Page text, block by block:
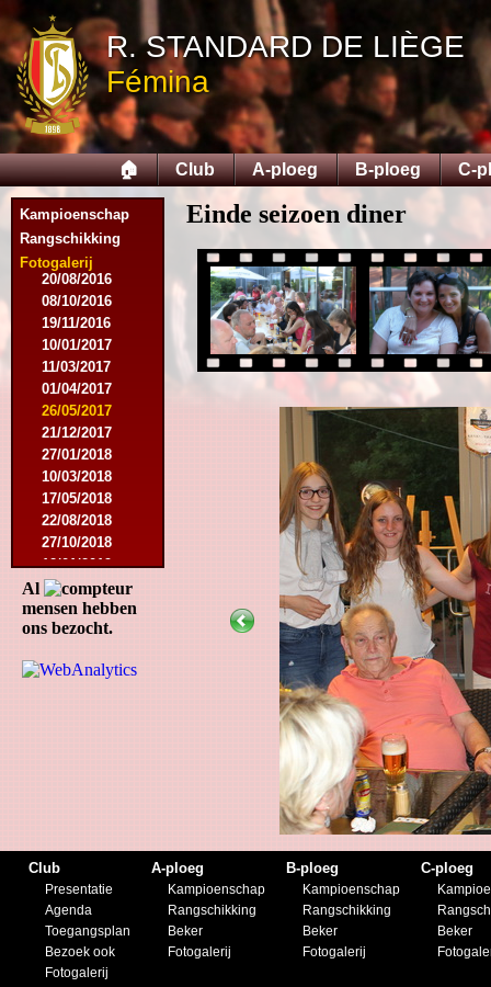
R. STANDARD DE LIÈGE
Fémina
🏠 Club A-ploeg B-ploeg C-
Kampioenschap
Rangschikking
Fotogalerij
10/10/2015
05/12/2015
12/12/2015
09/02/2016
27/02/2016
09/03/2016
12/03/2016
19/03/2016
16/04/2016
21/05/2016
27/05/2016
09/08/2016
20/08/2016
08/10/2016
19/11/2016
10/01/2017
11/03/2017
01/04/2017
26/05/2017
21/12/2017
27/01/2018
10/03/2018
17/05/2018
22/08/2018
27/10/2018
12/01/2019
23/11/2019
Al
mensen hebben
ons bezocht.
Einde seizoen diner
Club
Presentatie
Agenda
Toegangsplan
Bezoek ook
Fotogalerij
A-ploeg
Kampioenschap
Rangschikking
Beker
Fotogalerij
B-ploeg
Kampioenschap
Rangschikking
Beker
Fotogalerij
C-ploeg
Beker